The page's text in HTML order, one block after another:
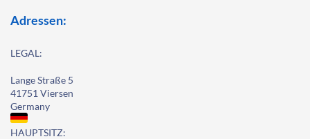
Adressen:
LEGAL:
Lange Straße 5
41751 Viersen
Germany
HAUPTSITZ: